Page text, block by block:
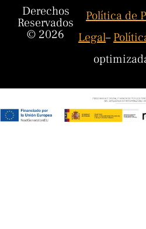
Derechos
Reservados
© 2026
Política de
Legal–